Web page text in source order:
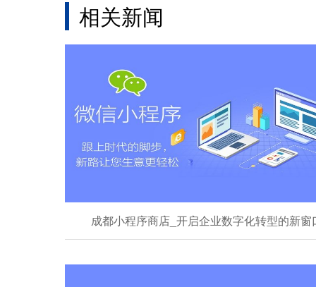
相关新闻
成都小程序商店_开启企业数字化转型的新窗